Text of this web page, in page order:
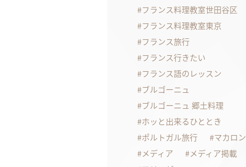
フランス料理教室世田谷区
フランス料理教室東京
フランス旅行
フランス行きたい
フランス語のレッスン
ブルゴーニュ
ブルゴーニュ 郷土料理
ホッと出来るひととき
ポルトガル旅行
マカロン
メディア
メディア掲載